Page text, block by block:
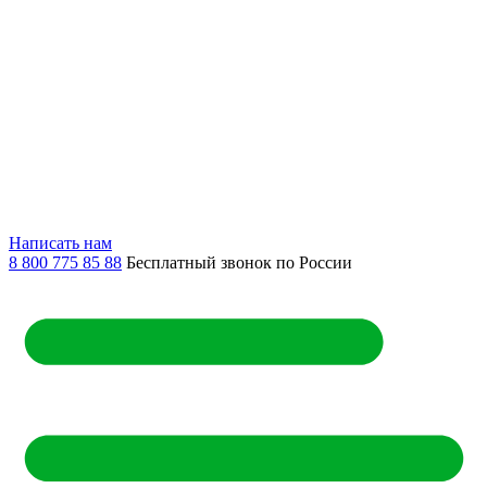
Написать нам
8 800 775 85 88 Бесплатный звонок по России